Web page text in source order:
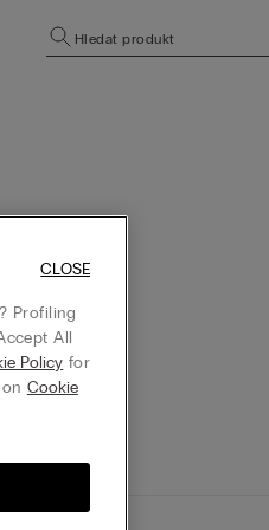
Hledat produkt
Profiling
All
Policy for
Cookie
CLOSE